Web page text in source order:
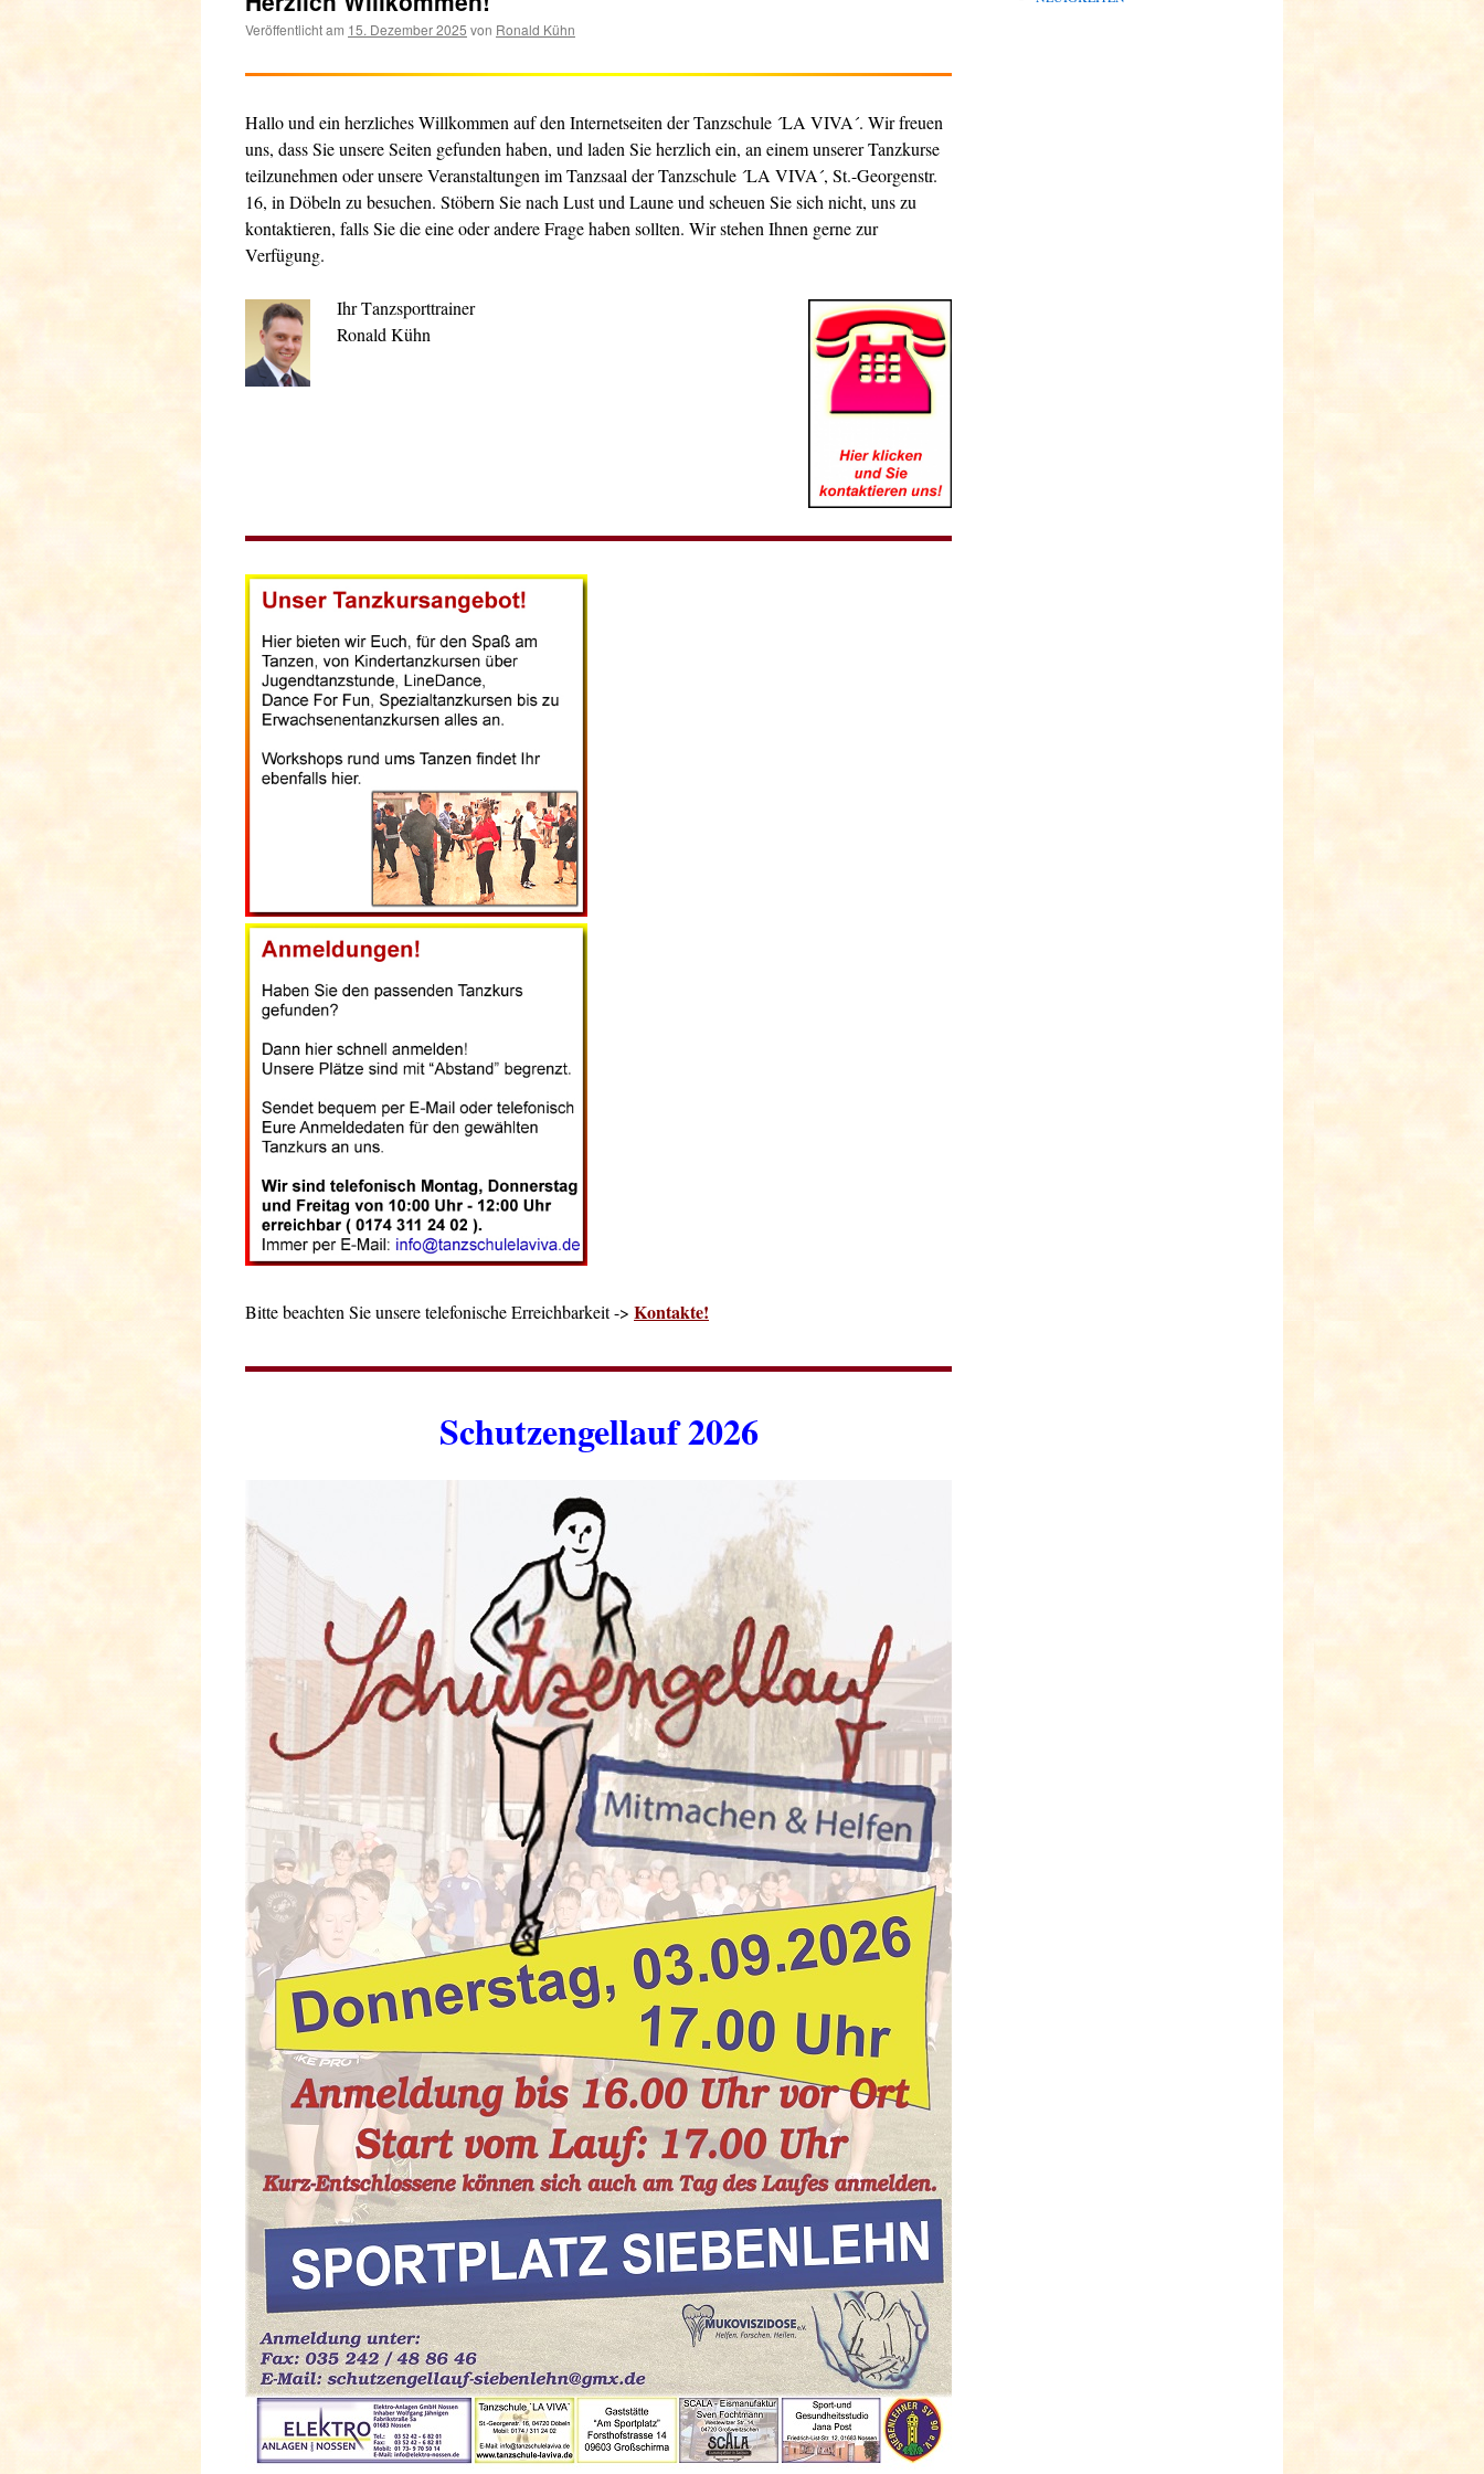
Veröffentlicht am 15. Dezember 2025 von Ronald Kühn
Hallo und ein herzliches Willkommen auf den Internetseiten der Tanzschule ´LA VIVA´. Wir freuen
uns, dass Sie unsere Seiten gefunden haben, und laden Sie herzlich ein, an einem unserer Tanzkurse
teilzunehmen oder unsere Veranstaltungen im Tanzsaal der Tanzschule ´LA VIVA´, St.-Georgenstr.
16, in Döbeln zu besuchen. Stöbern Sie nach Lust und Laune und scheuen Sie sich nicht, uns zu
kontaktieren, falls Sie die eine oder andere Frage haben sollten. Wir stehen Ihnen gerne zur
Verfügung.
Ihr Tanzsporttrainer
Ronald Kühn
Bitte beachten Sie unsere telefonische Erreichbarkeit -> Kontakte!
Schutzengellauf 2026